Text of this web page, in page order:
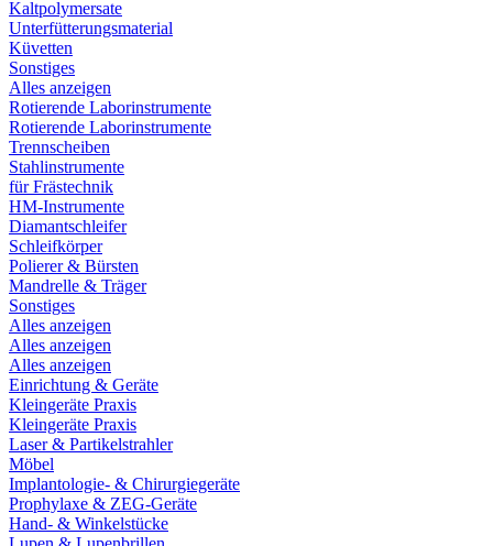
Kaltpolymersate
Unterfütterungsmaterial
Küvetten
Sonstiges
Alles anzeigen
Rotierende Laborinstrumente
Rotierende Laborinstrumente
Trennscheiben
Stahlinstrumente
für Frästechnik
HM-Instrumente
Diamantschleifer
Schleifkörper
Polierer & Bürsten
Mandrelle & Träger
Sonstiges
Alles anzeigen
Alles anzeigen
Alles anzeigen
Einrichtung & Geräte
Kleingeräte Praxis
Kleingeräte Praxis
Laser & Partikelstrahler
Möbel
Implantologie- & Chirurgiegeräte
Prophylaxe & ZEG-Geräte
Hand- & Winkelstücke